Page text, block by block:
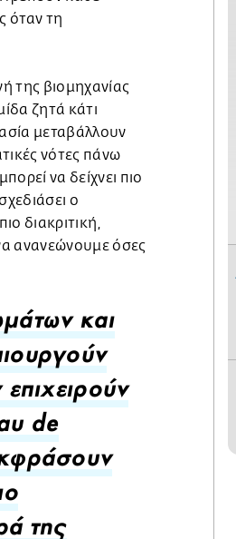
όταν τη
της βιομηχανίας
ζητά κάτι
μεταβάλλουν
νότες πάνω
να δείχνει πιο
ο
διακριτική,
ανανεώνουμε όσες
και
de
της